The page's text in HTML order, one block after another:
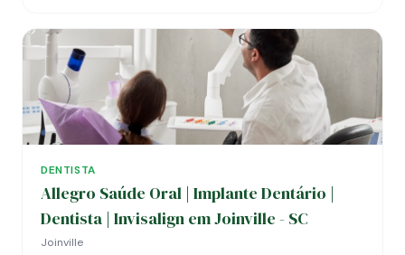
DENTISTA
Allegro Saúde Oral | Implante Dentário |
Dentista | Invisalign em Joinville - SC
Joinville